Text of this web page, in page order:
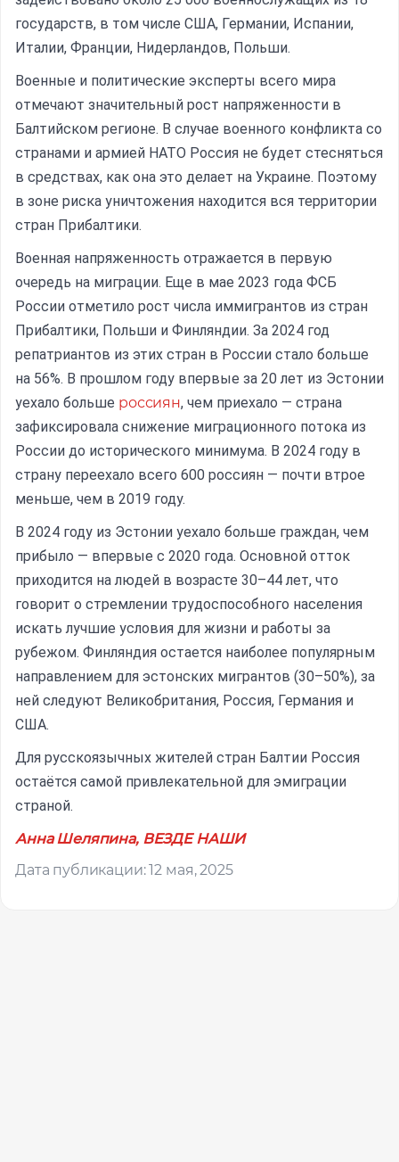
государств, в том числе США, Германии, Испании,
Италии, Франции, Нидерландов, Польши.
Военные и политические эксперты всего мира
отмечают значительный рост напряженности в
Балтийском регионе. В случае военного конфликта со
странами и армией НАТО Россия не будет стесняться
в средствах, как она это делает на Украине. Поэтому
в зоне риска уничтожения находится вся территории
стран Прибалтики.
Военная напряженность отражается в первую
очередь на миграции. Еще в мае 2023 года ФСБ
России отметило рост числа иммигрантов из стран
Прибалтики, Польши и Финляндии. За 2024 год
репатриантов из этих стран в России стало больше
на 56%. В прошлом году впервые за 20 лет из Эстонии
уехало больше россиян, чем приехало — страна
зафиксировала снижение миграционного потока из
России до исторического минимума. В 2024 году в
страну переехало всего 600 россиян — почти втрое
меньше, чем в 2019 году.
В 2024 году из Эстонии уехало больше граждан, чем
прибыло — впервые с 2020 года. Основной отток
приходится на людей в возрасте 30–44 лет, что
говорит о стремлении трудоспособного населения
искать лучшие условия для жизни и работы за
рубежом. Финляндия остается наиболее популярным
направлением для эстонских мигрантов (30–50%), за
ней следуют Великобритания, Россия, Германия и
США.
Для русскоязычных жителей стран Балтии Россия
остаётся самой привлекательной для эмиграции
страной.
Анна Шеляпина, ВЕЗДЕ НАШИ
Дата публикации: 12 мая, 2025
в трудоустройстве
в интересующей вас локации
Ваше имя
Профессия
Местоположение